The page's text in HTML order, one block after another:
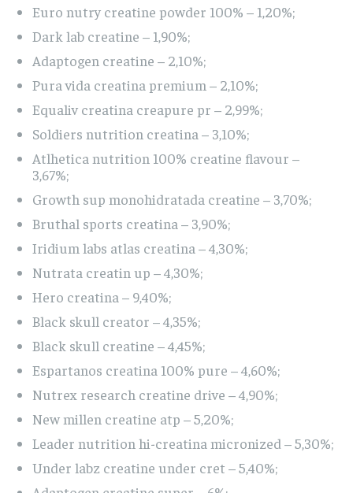
Euro nutry creatine powder 100% – 1,20%;
Dark lab creatine – 1,90%;
Adaptogen creatine – 2,10%;
Pura vida creatina premium – 2,10%;
Equaliv creatina creapure pr – 2,99%;
Soldiers nutrition creatina – 3,10%;
Atlhetica nutrition 100% creatine flavour –
3,67%;
Growth sup monohidratada creatine – 3,70%;
Bruthal sports creatina – 3,90%;
Iridium labs atlas creatina – 4,30%;
Nutrata creatin up – 4,30%;
Hero creatina – 9,40%;
Black skull creator – 4,35%;
Black skull creatine – 4,45%;
Espartanos creatina 100% pure – 4,60%;
Nutrex research creatine drive – 4,90%;
New millen creatine atp – 5,20%;
Leader nutrition hi-creatina micronized – 5,30%;
Under labz creatine under cret – 5,40%;